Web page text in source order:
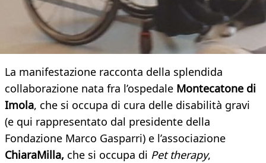
La manifestazione racconta della splendida
collaborazione nata fra l’ospedale Montecatone di
Imola, che si occupa di cura delle disabilità gravi
(e qui rappresentato dal presidente della
Fondazione Marco Gasparri) e l’associazione
ChiaraMilla, che si occupa di Pet therapy,